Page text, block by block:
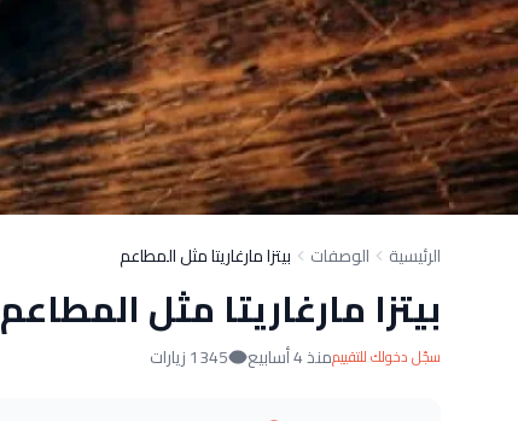
الرئيسية الوصفات بيتزا مارغاريتا مثل المطاعم
بيتزا مارغاريتا مثل المطاعم
سجّل دخولك للتقييممنذ 4 أسابيع 1345 زيارات